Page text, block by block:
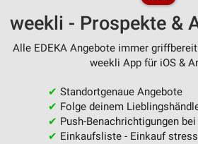
weekli - Prospekte &
Alle EDEKA Angebote immer
weekli App für iOS &
✔ Standortgenaue Angebote
✔ Folge deinem
✔ Push-Benachrichtigungen
✔ Einkaufsliste - Einkauf